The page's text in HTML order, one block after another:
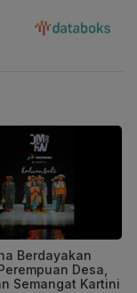
Berdayakan
Desa,
Semangat Kartini